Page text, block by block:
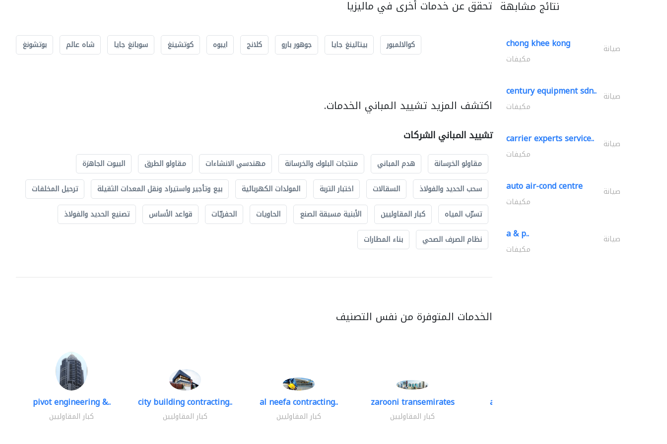
تحقق عن خدمات أخرى في ماليزيا
كوالالمبور بيتالينغ جايا جوهور بارو كلانج ايبوه كوتشينغ سوبانغ جايا شاه عالم بوتشونغ
اكتشف المزيد تشييد المباني الخدمات.
تشييد المباني الشركات
مقاولو الخرسانة هدم المباني منتجات البلوك والخرسانة مهندسي الانشاءات مقاولو الطرق
البيوت الجاهزة
سحب الحديد والفولاذ
السقالات اختبار التربة المولدات الكهربائية بيع وتأجير واستيراد ونقل المعدات الثقيلة
ترحيل المخلفات
تسرّب المياه
كبار المقاوليين الأبنية مسبقة الصنع الحاويات الحفريّات قواعد الأساس
تصنيع الحديد والفولاذ
نظام الصرف الصحي
بناء المطارات
الخدمات المتوفرة من نفس التصنيف
pivot engineering &..
كبار المقاوليين
city building contracting..
كبار المقاوليين
al neefa contracting..
كبار المقاوليين
zarooni transemirates
كبار المقاوليين
accurate bldh cont..
نتائج مشابهة
chong khee kong صيانة
مكيفات
century equipment sdn.. صيانة
مكيفات
carrier experts service.. صيانة
مكيفات
auto air-cond centre صيانة
مكيفات
a & p.. صيانة
مكيفات